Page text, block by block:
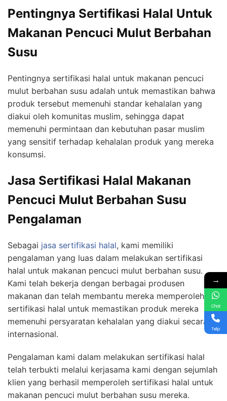
Pentingnya Sertifikasi Halal Untuk
Makanan Pencuci Mulut Berbahan
Susu
Pentingnya sertifikasi halal untuk makanan pencuci
mulut berbahan susu adalah untuk memastikan bahwa
produk tersebut memenuhi standar kehalalan yang
diakui oleh komunitas muslim, sehingga dapat
memenuhi permintaan dan kebutuhan pasar muslim
yang sensitif terhadap kehalalan produk yang mereka
konsumsi.
Jasa Sertifikasi Halal Makanan
Pencuci Mulut Berbahan Susu
Pengalaman
Sebagai jasa sertifikasi halal, kami memiliki
pengalaman yang luas dalam melakukan sertifikasi
halal untuk makanan pencuci mulut berbahan susu.
Kami telah bekerja dengan berbagai produsen
makanan dan telah membantu mereka memperoleh
sertifikasi halal untuk memastikan produk mereka
memenuhi persyaratan kehalalan yang diakui secara
internasional.
Pengalaman kami dalam melakukan sertifikasi halal
telah terbukti melalui kerjasama kami dengan sejumlah
klien yang berhasil memperoleh sertifikasi halal untuk
makanan pencuci mulut berbahan susu mereka.
→
Chat
Telp